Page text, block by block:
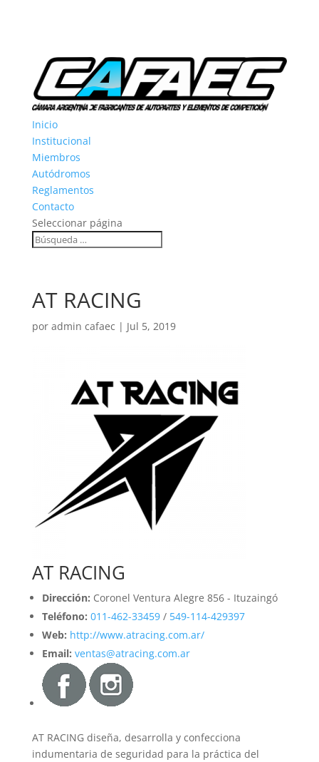
Inicio
Institucional
Miembros
Autódromos
Reglamentos
Contacto
Seleccionar página
AT RACING
por admin cafaec | Jul 5, 2019
AT RACING
Dirección: Coronel Ventura Alegre 856 - Ituzaingó
Teléfono: 011-462-33459/ 549-114-429397
Web: http://www.atracing.com.ar/
Email: ventas@atracing.com.ar
AT RACING diseña, desarrolla y confecciona
indumentaria de seguridad para la práctica del